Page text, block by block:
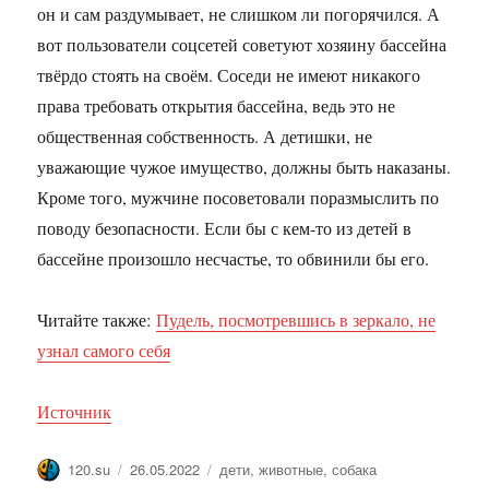
он и сам раздумывает, не слишком ли погорячился. А
вот пользователи соцсетей советуют хозяину бассейна
твёрдо стоять на своём. Соседи не имеют никакого
права требовать открытия бассейна, ведь это не
общественная собственность. А детишки, не
уважающие чужое имущество, должны быть наказаны.
Кроме того, мужчине посоветовали поразмыслить по
поводу безопасности. Если бы с кем-то из детей в
бассейне произошло несчастье, то обвинили бы его.
Читайте также:Пудель, посмотревшись в зеркало, не
узнал самого себя
Источник
Автор
120.su Опубликовано
26.05.2022 Метки
дети,животные,собака